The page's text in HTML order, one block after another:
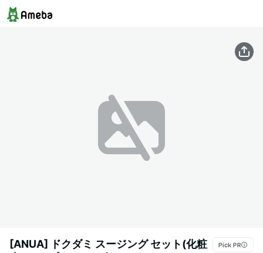
[ANUA] ドクダミ スージング セット(化粧